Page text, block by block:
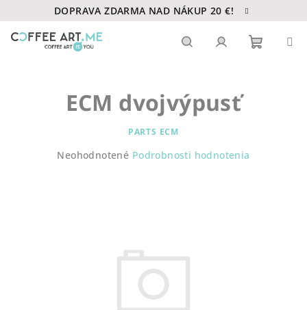
na
obsah
DOPRAVA ZDARMA NAD NÁKUP 20 €!
ECM dvojvýpusť
PARTS ECM
Priemerné
Neohodnotené Podrobnosti hodnotenia